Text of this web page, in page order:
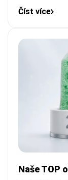
Číst více
Naše TOP